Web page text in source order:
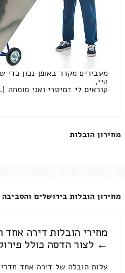
מעבירים מקרר באופן נכון כדי
היי,
קוראים לי דמיטרי ואני מומחה
מחירון הובלות
מחירון הובלות בירושלים
מחירי הובלות דירה
← לצור הדסה כולל
עלות הובלה של דירה אחד